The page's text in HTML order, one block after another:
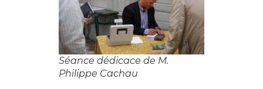
Séance dédicace de M.
Philippe Cachau